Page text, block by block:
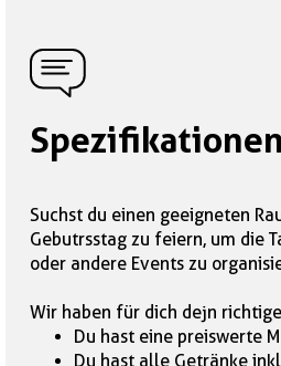
Spezifikationen
Suchst du einen geeigneten
Gebutrsstag zu feiern, um die
oder andere Events zu
Wir haben für dich dejn
Du hast eine preiswerte
Du hast alle Getränke